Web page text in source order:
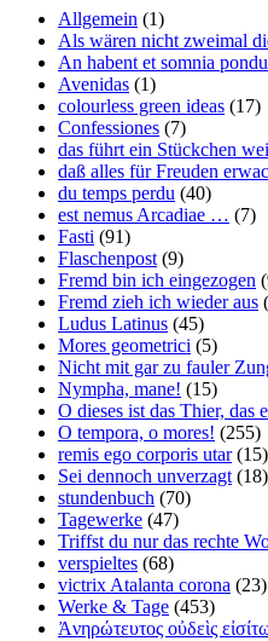
Allgemein (1)
Als wären nicht zweimal
An habent et somnia
Avenidas (1)
colourless green ideas (17)
Confessiones (7)
das führt ein Stückchen
daß alles für Freuden
du temps perdu (40)
est nemus Arcadiae … (7)
Fasti (91)
Flaschenpost (9)
Fremd bin ich eingezogen
Fremd zieh ich wieder aus
Ludus Latinus (45)
Mores geometrici (5)
Nicht mit gar zu fauler
Nympha, mane! (15)
O dieses ist das Thier, das
O tempora, o mores! (255)
remis ego corporis utar(15)
Sei dennoch unverzagt (18)
stundenbuch (70)
Tagewerke (47)
Triffst du nur das rechte
verspieltes (68)
victrix Atalanta corona (23)
Werke & Tage (453)
Ἀνηρώτευτος οὐδεὶς